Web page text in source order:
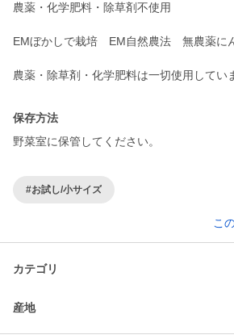
農薬・化学肥料・除草剤不使用
EMぼかしで栽培 EM自然農法 無農薬に
農薬・除草剤・化学肥料は一切使用してい
保存方法
野菜室に保管してください。
#お試し/小サイズ
こ
カテゴリ
産地